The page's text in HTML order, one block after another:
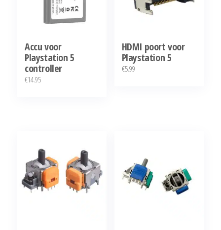
Accu voor
Playstation 5
controller
€14.95
HDMI poort voor
Playstation 5
€5.99